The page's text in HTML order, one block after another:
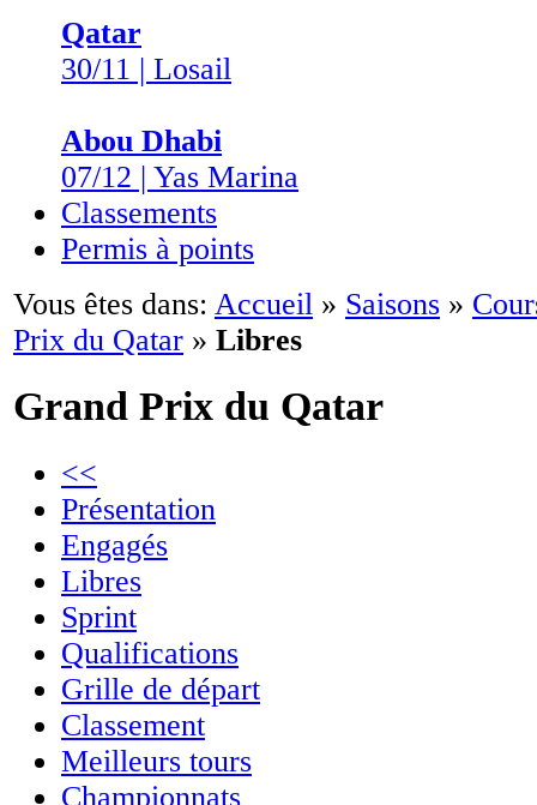
Qatar
30/11 | Losail
Abou Dhabi
07/12 | Yas Marina
Classements
Permis à points
Vous êtes dans: Accueil » Saisons »
Prix du Qatar » Libres
Grand Prix du Qatar
<<
Présentation
Engagés
Libres
Sprint
Qualifications
Grille de départ
Classement
Meilleurs tours
Championnats